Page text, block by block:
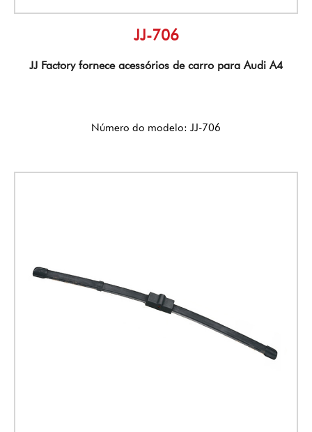
JJ-706
JJ Factory fornece acessórios de carro para Audi A4
Número do modelo: JJ-706